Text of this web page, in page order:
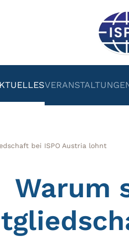
bei ISPO Austria lohnt
Warum